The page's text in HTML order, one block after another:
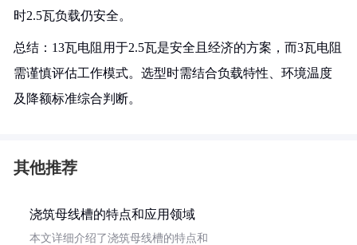
时2.5瓦负载仍安全。
总结：13瓦电阻用于2.5瓦是安全且经济的方案，而3瓦电阻
需谨慎评估工作模式。选型时需结合负载特性、环境温度
及降额标准综合判断。
其他推荐
浇筑母线槽的特点和应用领域
本文详细介绍了浇筑母线槽的特点和